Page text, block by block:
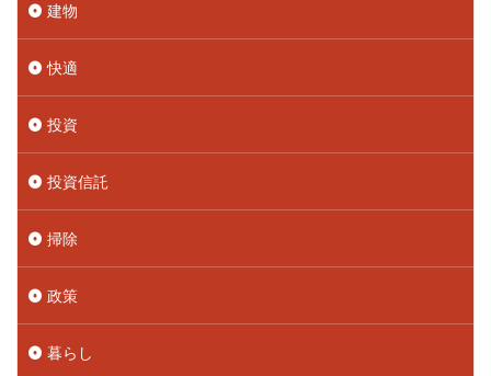
建物
快適
投資
投資信託
掃除
政策
暮らし